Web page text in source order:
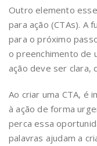
Outro elemento
para ação (CTAs). A
para o próximo
o preenchimento de
ação deve ser clara,
Ao criar uma CTA, é
à ação de forma
perca essa
palavras ajudam a